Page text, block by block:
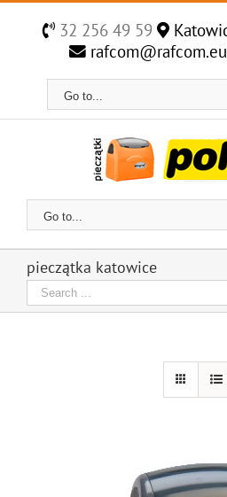
Skip
32 256 49 59
rafcom@rafcom.eu
Go to...
Go to...
pieczątka katowice
Search
for: